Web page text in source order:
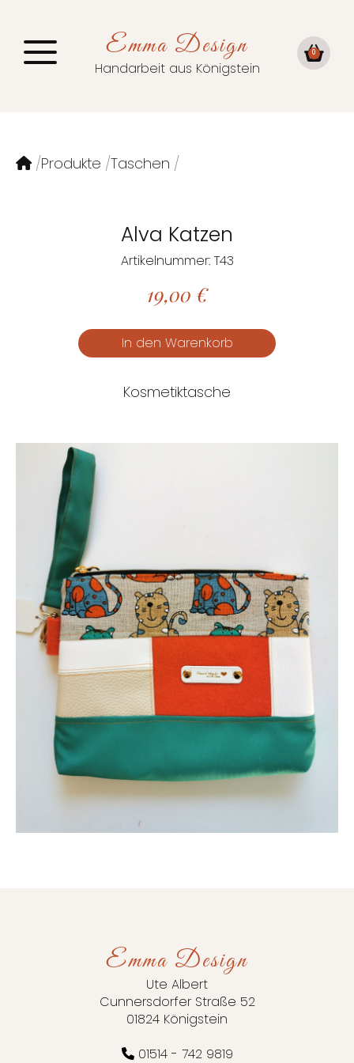
Emma Design
Handarbeit aus Königstein
0
Produkte Taschen
Alva Katzen
Artikelnummer: T43
19,00 €
Kosmetiktasche
Emma Design
Ute Albert
Cunnersdorfer Straße 52
01824 Königstein
01514 - 742 9819